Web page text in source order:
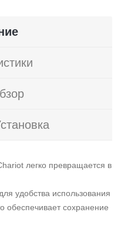
легко превращается в
удобства использования
обеспечивает сохранение